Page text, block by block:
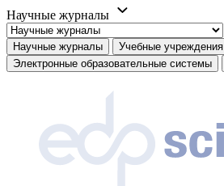
Научные журналы
Научные журналы
Учебные учреждения
Электронные образовательные системы